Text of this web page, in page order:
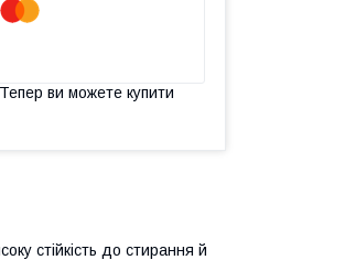
Тепер ви можете купити
стійкість до стирання й